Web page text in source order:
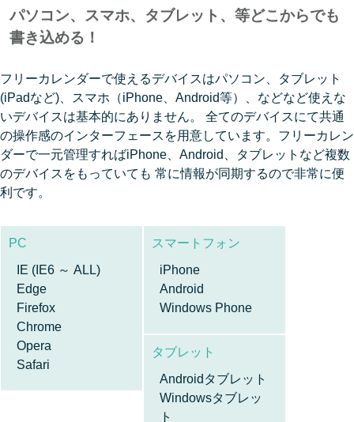
パソコン、スマホ、タブレット、等どこからでも
書き込める！
フリーカレンダーで使えるデバイスはパソコン、タブレット
(iPadなど)、スマホ（iPhone、Android等）、などなど使えな
いデバイスは基本的にありません。 全てのデバイスにて共通
の操作感のインターフェースを用意しています。フリーカレン
ダーで一元管理すればiPhone、Android、タブレットなど複数
のデバイスをもっていても 常に情報が同期するので非常に便
利です。
PC
IE (IE6 ～ ALL)
Edge
Firefox
Chrome
Opera
Safari
スマートフォン
iPhone
Android
Windows Phone
タブレット
Androidタブレット
Windowsタブレッ
ト